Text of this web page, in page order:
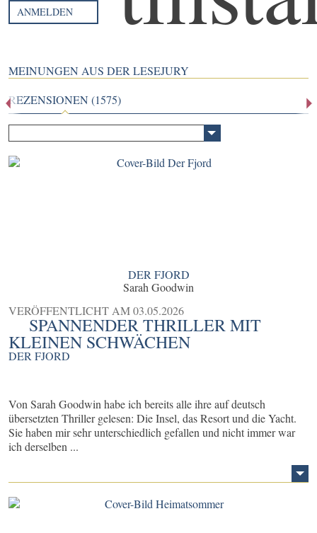
ANMELDEN
MEINUNGEN AUS DER LESEJURY
REZENSIONEN (1575)
DER FJORD
Sarah Goodwin
VERÖFFENTLICHT AM03.05.2026
SPANNENDER THRILLER MIT
KLEINEN SCHWÄCHEN
DER FJORD
Von Sarah Goodwin habe ich bereits alle ihre auf deutsch
übersetzten Thriller gelesen: Die Insel, das Resort und die Yacht.
Sie haben mir sehr unterschiedlich gefallen und nicht immer war
ich derselben ...